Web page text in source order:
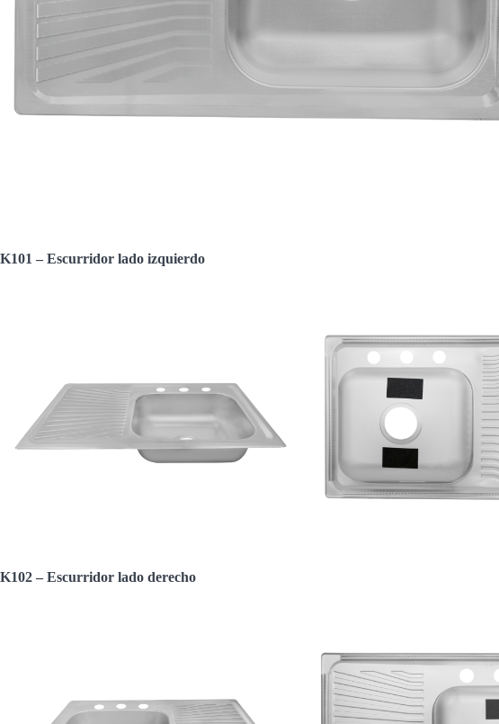
K101 – Escurridor lado izquierdo
K102 – Escurridor lado derecho